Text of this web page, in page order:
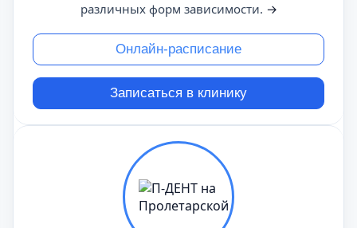
различных форм зависимости. →
Онлайн-расписание
Записаться в клинику